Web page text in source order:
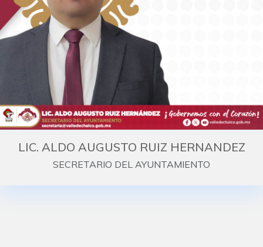
LIC. ALDO AUGUSTO RUIZ HERNANDEZ
SECRETARIO DEL AYUNTAMIENTO